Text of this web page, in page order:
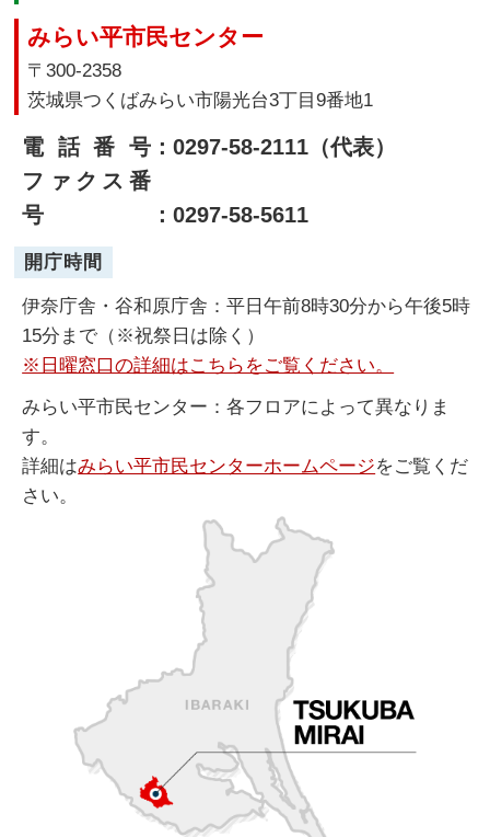
みらい平市民センター
〒300-2358
茨城県つくばみらい市陽光台3丁目9番地1
電話番号：0297-58-2111（代表）
ファクス番
号
：0297-58-5611
開庁時間
伊奈庁舎・谷和原庁舎：平日午前8時30分から午後5時
15分まで（※祝祭日は除く）
※日曜窓口の詳細はこちらをご覧ください。
みらい平市民センター：各フロアによって異なりま
す。
詳細はみらい平市民センターホームページをご覧くだ
さい。